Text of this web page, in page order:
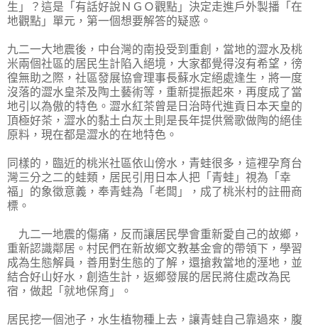
生」？這是「有話好說ＮＧＯ觀點」決定走進戶外製播「在
地觀點」單元，第一個想要解答的疑惑。
九二一大地震後，中台灣的南投受到重創，當地的澀水及桃
米兩個社區的居民生計陷入絕境，大家都覺得沒有希望，徬
徨無助之際，社區發展協會理事長蘇水定絕處逢生，將一度
沒落的澀水皇茶及陶土藝術等，重新提振起來，再度成了當
地引以為傲的特色。澀水紅茶曾是日治時代進貢日本天皇的
頂極好茶，澀水的黏土白灰土則是長年提供鶯歌做陶的絕佳
原料，現在都是澀水的在地特色。
同樣的，臨近的桃米社區依山傍水，青蛙很多，這裡孕育台
灣三分之二的蛙類，居民引用日本人把「青蛙」視為「幸
福」的象徵意義，奉青蛙為「老闆」，成了桃米村的註冊商
標。
九二一地震的傷痛，反而讓居民學會重新愛自己的故鄉，
重新認識鄰居。村民們在新故鄉文教基金會的帶領下，學習
成為生態解員，善用對生態的了解，還搶救當地的溼地，並
結合好山好水，創造生計，返鄉發展的居民將住處改為民
宿，做起「就地保育」。
居民挖一個池子，水生植物種上去，讓青蛙自己靠過來，腹